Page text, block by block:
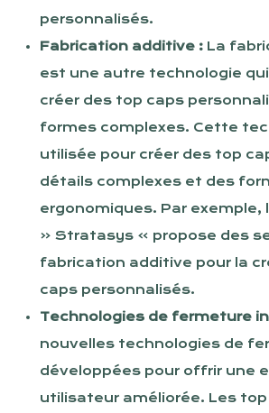
personnalisés.
Fabrication additive : La
est une autre technologie
créer des top caps
formes complexes. Cette
utilisée pour créer des top
détails complexes et des
ergonomiques. Par exemple,
« Stratasys » propose des
fabrication additive pour la
caps personnalisés.
Technologies de fermeture
nouvelles technologies de
développées pour offrir une
utilisateur améliorée. Les top